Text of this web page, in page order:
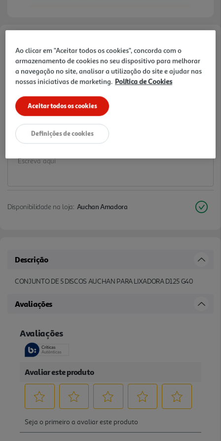
Ref. / EAN:3665257258832
2.49 €/un
2,49 €
Notas de preparação
Disponibilidade na loja: Auchan Amadora
Descrição
CONJUNTO DE 5 DISCOS AUCHAN PARA LIXADORA D125 G40
Avaliações
Ao clicar em "Aceitar todos os cookies", concorda com o
armazenamento de cookies no seu dispositivo para melhorar
a navegação no site, analisar a utilização do site e ajudar nas
nossas iniciativas de marketing. Política de Cookies
Aceitar todos os cookies
Definições de cookies